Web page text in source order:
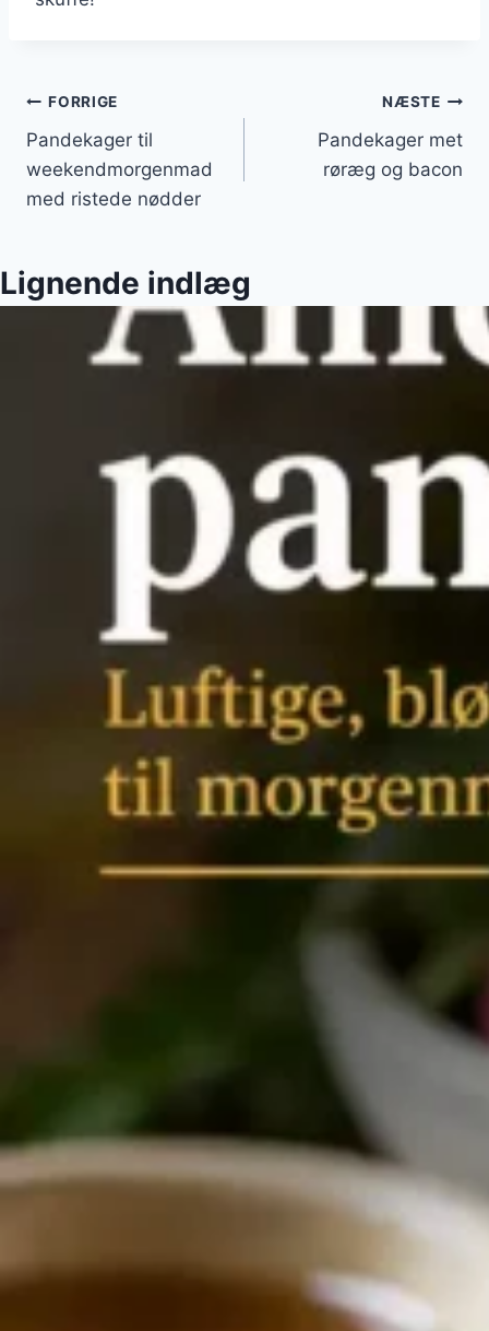
Indlægsnavigation
FORRIGE
Pandekager til
weekendmorgenmad
med ristede nødder
NÆSTE
Pandekager met
røræg og bacon
Lignende indlæg